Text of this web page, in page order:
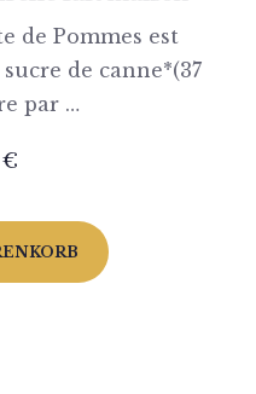
de Pommes est
de canne*(37
par …
€